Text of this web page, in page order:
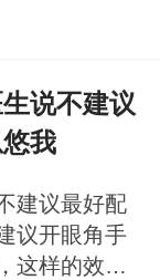
说不建议
我
建议最好配
议开眼角手
这样的效果